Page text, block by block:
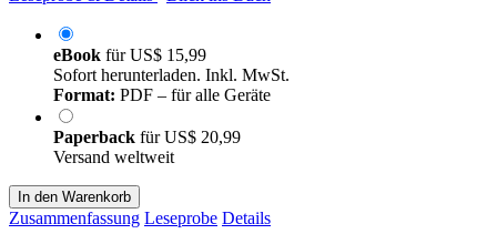
eBook fürUS$ 15,99
Sofort herunterladen. Inkl. MwSt.
Format: PDF – für alle Geräte
Paperback fürUS$ 20,99
Versand weltweit
In den Warenkorb
Zusammenfassung Leseprobe Details